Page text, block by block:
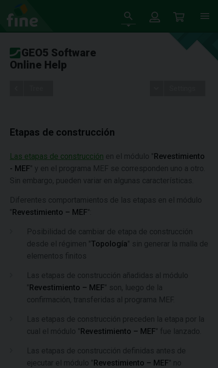
GEO5 Software
Online Help
Etapas de construcción
Las etapas de construcción en el módulo "Revestimiento
- MEF" y en el programa MEF se corresponden uno a otro.
Sin embargo, pueden variar en algunas características.
Diferentes comportamientos de las etapas en el módulo
"Revestimiento – MEF":
Posibilidad de cambiar de etapa de construcción
desde el régimen "Topología" sin generar la malla de
elementos finitos
Las etapas de construcción añadidas al módulo
"Revestimiento – MEF" son, luego de la
confirmación, transferidas al programa MEF.
Las etapas de construcción preceden la etapa por la
cual el módulo "Revestimiento – MEF" fue lanzado.
Las etapas de construcción definidas antes de
ejecutar el módulo "Revestimiento – MEF" no